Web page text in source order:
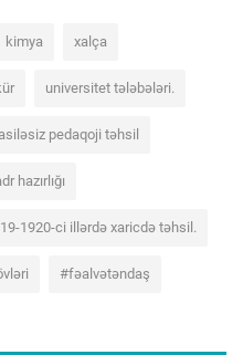
kimya xalça
universitet tələbələri.
pedaqoji təhsil
hazırlığı
1920-ci illərdə xaricdə təhsil.
#fəalvətəndaş